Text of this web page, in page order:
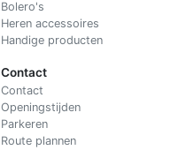
Bolero's
Heren accessoires
Handige producten
Contact
Contact
Openingstijden
Parkeren
Route plannen